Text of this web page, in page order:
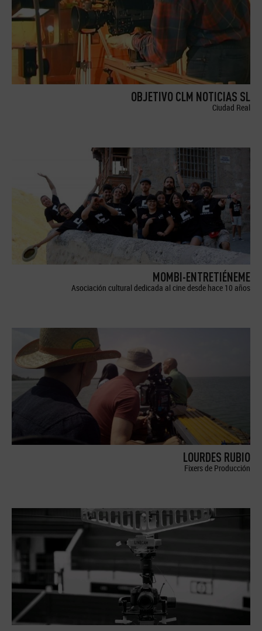
OBJETIVO CLM NOTICIAS SL
Ciudad Real
MOMBI-ENTRETIÉNEME
Asociación cultural dedicada al cine desde hace 10 años
LOURDES RUBIO
Fixers de Producción